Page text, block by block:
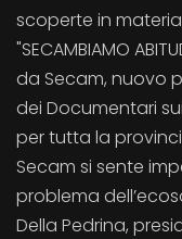
scoperte in
"SECAMBIAMO
da Secam, nuovo
dei Documentari
per tutta la
Secam si sente
problema
Della Pedrina,